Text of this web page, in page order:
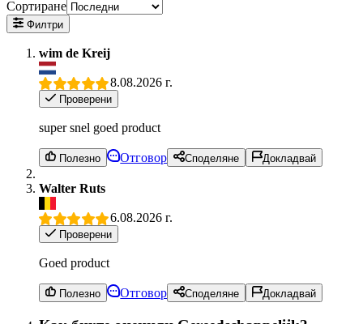
Сортиране
Филтри
wim de Kreij
8.08.2026 г.
Проверени
super snel goed product
Полезно Отговор Споделяне Докладвай
Walter Ruts
6.08.2026 г.
Проверени
Goed product
Полезно Отговор Споделяне Докладвай